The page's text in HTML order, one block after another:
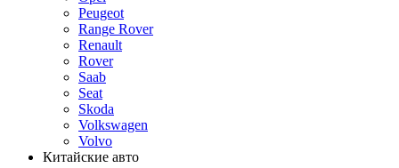
Peugeot
Range Rover
Renault
Rover
Saab
Seat
Skoda
Volkswagen
Volvo
Китайские авто